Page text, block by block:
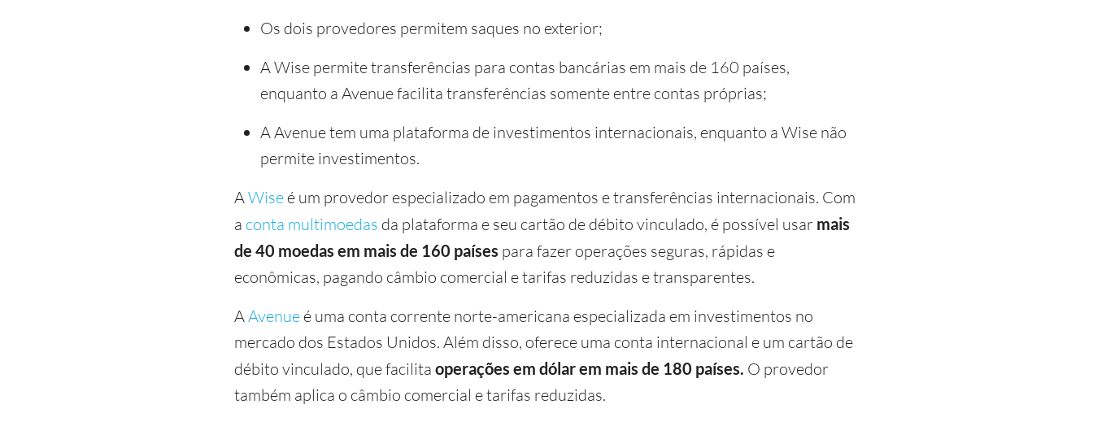
Os dois provedores permitem saques no exterior;
A Wise permite transferências para contas bancárias em mais de 160 países,
enquanto a Avenue facilita transferências somente entre contas próprias;
A Avenue tem uma plataforma de investimentos internacionais, enquanto a Wise não
permite investimentos.
AWise é um provedor especializado em pagamentos e transferências internacionais. Com
a conta multimoedas da plataforma e seu cartão de débito vinculado, é possível usar mais
de 40 moedas em mais de 160 países para fazer operações seguras, rápidas e
econômicas, pagando câmbio comercial e tarifas reduzidas e transparentes.
AAvenue é uma conta corrente norte-americana especializada em investimentos no
mercado dos Estados Unidos. Além disso, oferece uma conta internacional e um cartão de
débito vinculado, que facilita operações em dólar em mais de 180 países. O provedor
também aplica o câmbio comercial e tarifas reduzidas.